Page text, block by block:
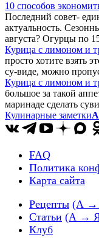
10 способов
Последний совет-
актуальность.
августа? Огурцы по
Курица с лимоном и
просто хотите взять
су-виде, можно
Курица с лимоном и
большое за такой
маринаде сделать
Кулинарные заметки
FAQ
Политика
Карта сайта
Рецепты (А →
Статьи (А →
Клуб